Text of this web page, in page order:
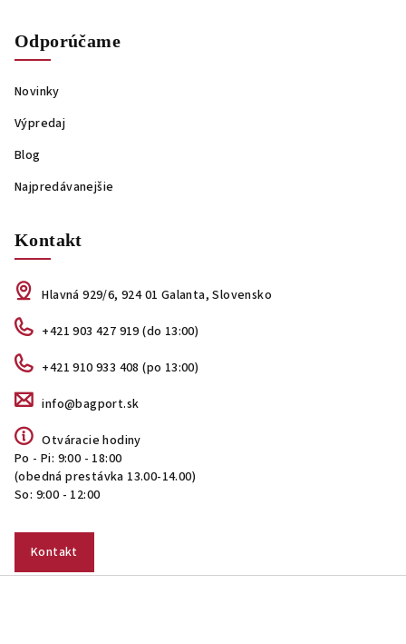
Odporúčame
Novinky
Výpredaj
Blog
Najpredávanejšie
Kontakt
Hlavná 929/6, 924 01 Galanta, Slovensko
+421 903 427 919 (do 13:00)
+421 910 933 408 (po 13:00)
info@bagport.sk
Otváracie hodiny
Po - Pi: 9:00 - 18:00
(obedná prestávka 13.00-14.00)
So: 9:00 - 12:00
Kontakt